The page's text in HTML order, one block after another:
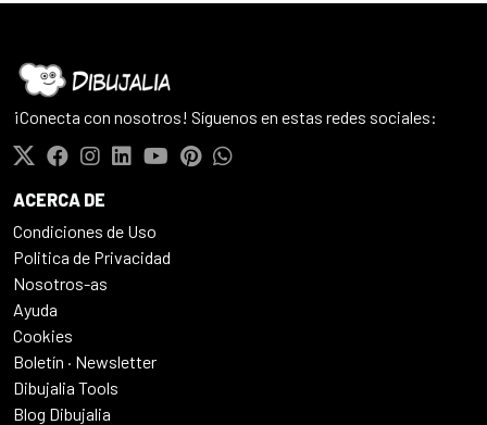
¡Conecta con nosotros! Síguenos en estas redes sociales:
ACERCA DE
Condiciones de Uso
Politica de Privacidad
Nosotros-as
Ayuda
Cookies
Boletín · Newsletter
Dibujalia Tools
Blog Dibujalia